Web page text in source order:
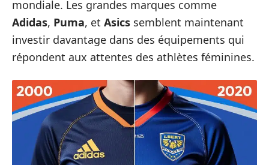
mondiale. Les grandes marques comme
Adidas, Puma, et Asics semblent maintenant
investir davantage dans des équipements qui
répondent aux attentes des athlètes féminines.